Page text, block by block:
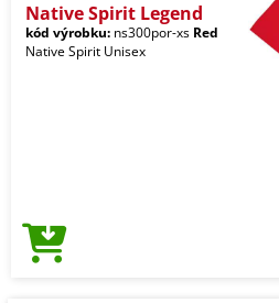
Native Spirit Legend
kód výrobku: ns300por-xs Red
Native Spirit Unisex